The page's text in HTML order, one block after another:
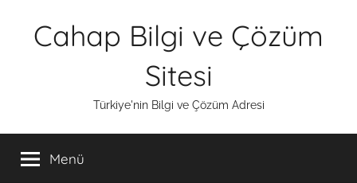
Cahap Bilgi ve Çözüm
Sitesi
Türkiye'nin Bilgi ve Çözüm Adresi
Menü